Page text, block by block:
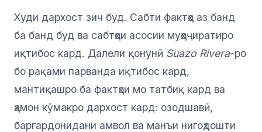
Худи дархост зич буд. Сабти фактҳо аз банд
ба банд буд ва сабтҳои асосии муҳоҷиратиро
иқтибос кард. Далели қонунӣ Suazo Rivera-ро
бо рақами парванда иқтибос кард,
мантиқашро ба фактҳои мо татбиқ кард ва
ҳамон кӯмакро дархост кард: озодшавӣ,
баргардонидани амвол ва манъи нигоҳдошти